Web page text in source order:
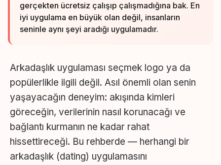
gerçekten ücretsiz çalışıp çalışmadığına bak. En
iyi uygulama en büyük olan değil, insanların
seninle aynı şeyi aradığı uygulamadır.
Arkadaşlık uygulaması seçmek logo ya da
popülerlikle ilgili değil. Asıl önemli olan senin
yaşayacağın deneyim: akışında kimleri
göreceğin, verilerinin nasıl korunacağı ve
bağlantı kurmanın ne kadar rahat
hissettireceği. Bu rehberde — herhangi bir
arkadaşlık (dating) uygulamasını